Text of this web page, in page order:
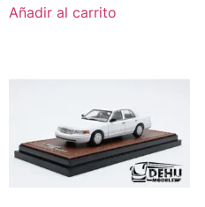
Añadir al carrito